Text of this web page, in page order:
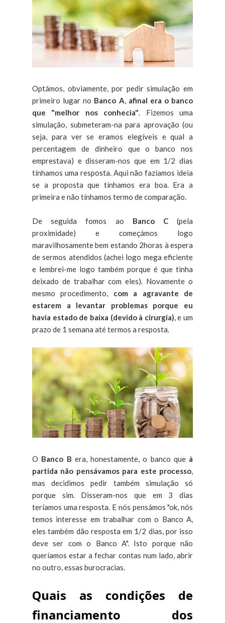
Optámos, obviamente, por pedir simulação em
primeiro lugar no Banco A, afinal era o banco
que "melhor nos conhecia". Fizemos uma
simulação, submeteram-na para aprovação (ou
seja, para ver se eramos elegíveis e qual a
percentagem de dinheiro que o banco nos
emprestava) e disseram-nos que em 1/2 dias
tínhamos uma resposta. Aqui não fazíamos ideia
se a proposta que tínhamos era boa. Era a
primeira e não tínhamos termo de comparação.
De seguida fomos ao Banco C(pela
proximidade) e começámos logo
maravilhosamente bem estando 2horas à espera
de sermos atendidos (achei logo mega eficiente
e lembrei-me logo também porque é que tinha
deixado de trabalhar com eles). Novamente o
mesmo procedimento, com a agravante de
estarem a levantar problemas porque eu
havia estado de baixa (devido à cirurgia), e um
prazo de 1 semana até termos a resposta.
O Banco B era, honestamente, o banco queà
partida não pensávamos para este processo,
mas decidimos pedir também simulação só
porque sim. Disseram-nos que em 3 dias
teríamos uma resposta. E nós pensámos "ok, nós
temos interesse em trabalhar com o Banco A,
eles também dão resposta em 1/2 dias, por isso
deve ser com o Banco A". Isto porque não
queríamos estar a fechar contas num lado, abrir
no outro, essas burocracias.
Quais as condições de
financiamento dos